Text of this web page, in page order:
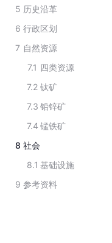
5 历史沿革
6 行政区划
7 自然资源
7.1 四类资源
7.2 钛矿
7.3 铅锌矿
7.4 锰铁矿
8 社会
8.1 基础设施
9 参考资料